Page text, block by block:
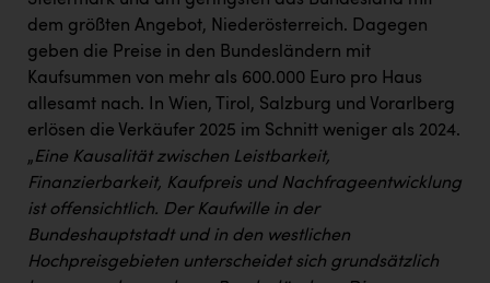
dem größten Angebot, Niederösterreich. Dagegen
geben die Preise in den Bundesländern mit
Kaufsummen von mehr als 600.000 Euro pro Haus
allesamt nach. In Wien, Tirol, Salzburg und Vorarlberg
erlösen die Verkäufer 2025 im Schnitt weniger als 2024.
„Eine Kausalität zwischen Leistbarkeit,
Finanzierbarkeit, Kaufpreis und Nachfrageentwicklung
ist offensichtlich. Der Kaufwille in der
Bundeshauptstadt und in den westlichen
Hochpreisgebieten unterscheidet sich grundsätzlich